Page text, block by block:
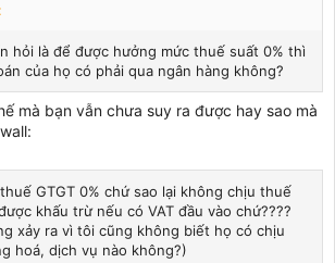
hỏi là để được hưởng mức thuế suất 0% thì
của họ có phải qua ngân hàng không?
mà bạn vẫn chưa suy ra được hay sao mà
GTGT 0% chứ sao lại không chịu thuế
khấu trừ nếu có VAT đầu vào chứ????
xảy ra vì tôi cũng không biết họ có chịu
hoá, dịch vụ nào không?)